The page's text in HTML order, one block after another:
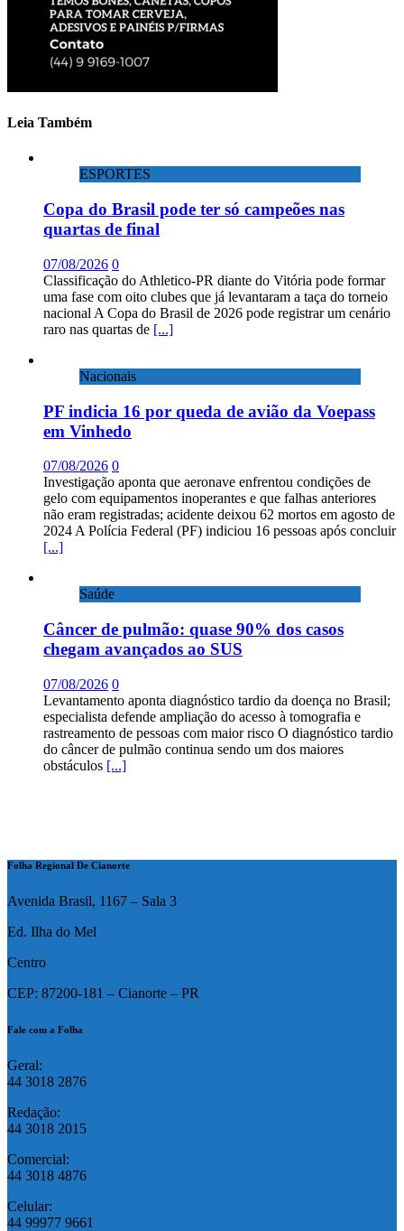
Leia Também
ESPORTES
Copa do Brasil pode ter só campeões nas
quartas de final
07/08/2026 0
Classificação do Athletico-PR diante do Vitória pode formar
uma fase com oito clubes que já levantaram a taça do torneio
nacional A Copa do Brasil de 2026 pode registrar um cenário
raro nas quartas de [...]
Nacionais
PF indicia 16 por queda de avião da Voepass
em Vinhedo
07/08/2026 0
Investigação aponta que aeronave enfrentou condições de
gelo com equipamentos inoperantes e que falhas anteriores
não eram registradas; acidente deixou 62 mortos em agosto de
2024 A Polícia Federal (PF) indiciou 16 pessoas após concluir
[...]
Saúde
Câncer de pulmão: quase 90% dos casos
chegam avançados ao SUS
07/08/2026 0
Levantamento aponta diagnóstico tardio da doença no Brasil;
especialista defende ampliação do acesso à tomografia e
rastreamento de pessoas com maior risco O diagnóstico tardio
do câncer de pulmão continua sendo um dos maiores
obstáculos [...]
Folha Regional De Cianorte
Avenida Brasil, 1167 – Sala 3
Ed. Ilha do Mel
Centro
CEP: 87200-181 – Cianorte – PR
Fale com a Folha
Geral:
44 3018 2876
Redação:
44 3018 2015
Comercial:
44 3018 4876
Celular:
44 99977 9661